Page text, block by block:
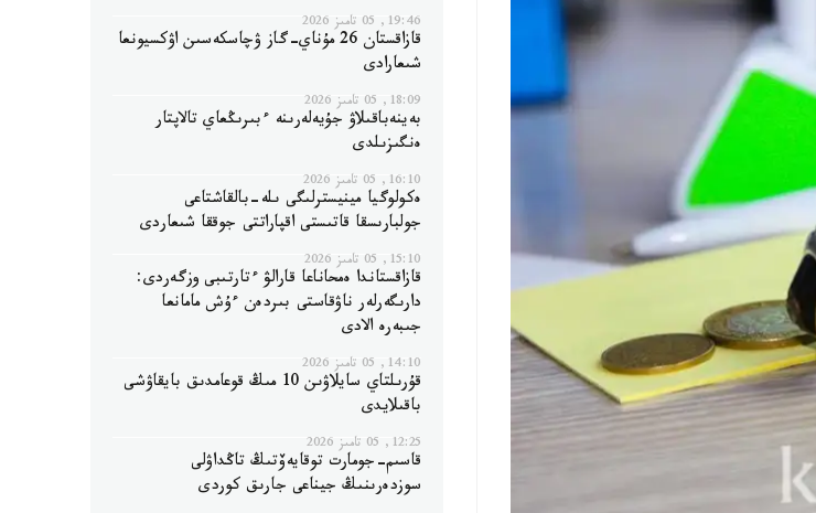
19:46, 05 تامىز 2026
قازاقستان 26 مۇناي-گاز ۋچاسكەسىن اۋكسيونعا
شىعارادى
18:09, 05 تامىز 2026
بەينەباقىلاۋ جۇيەلەرىنە ءبىرىڭعاي تالاپتار
ەنگىزىلدى
16:10, 05 تامىز 2026
ەكولوگيا مينيسترلىگى ىلە-بالقاشتاعى
جولبارىسقا قاتىستى اقپاراتتى جوققا شىعاردى
15:10, 05 تامىز 2026
قازاقستاندا ەمحاناعا قارالۋ ءتارتىبى وزگەردى:
دارىگەرلەر ناۋقاستى بىردەن ءۇش مامانعا
جىبەرە الادى
14:10, 05 تامىز 2026
قۇرىلتاي سايلاۋىن 10 مىڭ قوعامدىق بايقاۋشى
باقىلايدى
12:25, 05 تامىز 2026
قاسىم-جومارت توقايەۆتىڭ تاڭداۋلى
سوزدەرىنىڭ جيناعى جارىق كوردى